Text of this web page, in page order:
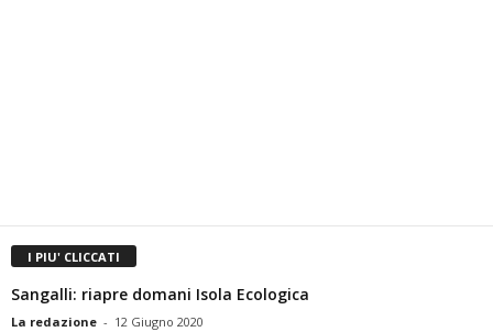
I PIU' CLICCATI
Sangalli: riapre domani Isola Ecologica
La redazione - 12 Giugno 2020